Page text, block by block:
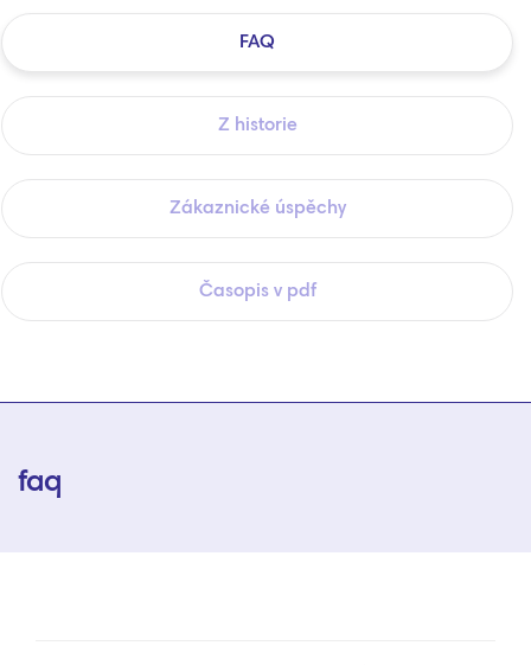
FAQ
Z historie
Zákaznické úspěchy
Časopis v pdf
faq